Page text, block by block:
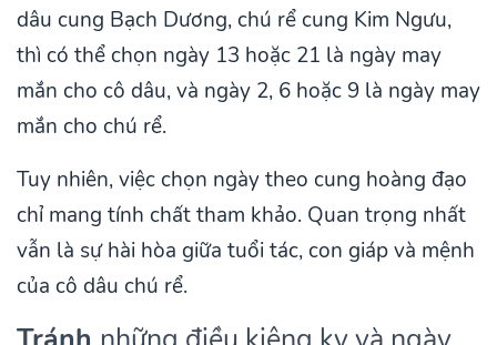
dâu cung Bạch Dương, chú rể cung Kim Ngưu,
thì có thể chọn ngày 13 hoặc 21 là ngày may
mắn cho cô dâu, và ngày 2, 6 hoặc 9 là ngày may
mắn cho chú rể.
Tuy nhiên, việc chọn ngày theo cung hoàng đạo
chỉ mang tính chất tham khảo. Quan trọng nhất
vẫn là sự hài hòa giữa tuổi tác, con giáp và mệnh
của cô dâu chú rể.